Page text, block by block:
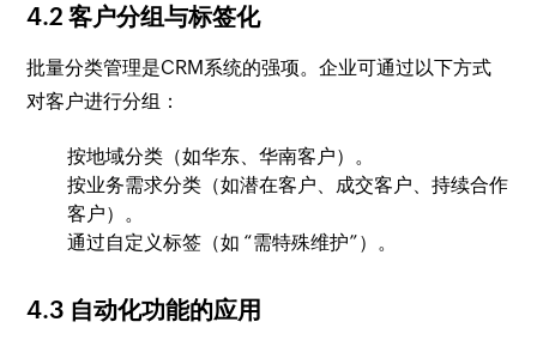
4.2 客户分组与标签化
批量分类管理是CRM系统的强项。企业可通过以下方式
对客户进行分组：
按地域分类（如华东、华南客户）。
按业务需求分类（如潜在客户、成交客户、持续合作
客户）。
通过自定义标签（如 “需特殊维护”）。
4.3 自动化功能的应用